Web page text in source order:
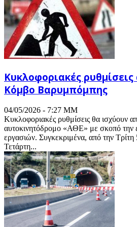
Κυκλοφοριακές
Κόμβο Βαρυμπόμπης
04/05/2026 - 7:27 ΜΜ
Κυκλοφοριακές ρυθμίσεις θα ισχύουν
αυτοκινητόδρομο «ΑΘΕ» με σκοπό την
εργασιών. Συγκεκριμένα, από την
Τετάρτη...